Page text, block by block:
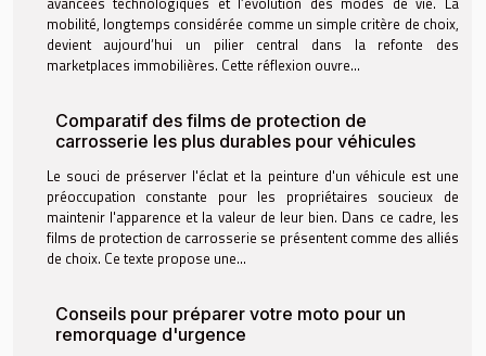
mobilité, longtemps considérée comme un simple critère de choix,
devient aujourd’hui un pilier central dans la refonte des
marketplaces immobilières. Cette réflexion ouvre...
Comparatif des films de protection de
carrosserie les plus durables pour véhicules
Le souci de préserver l'éclat et la peinture d'un véhicule est une
préoccupation constante pour les propriétaires soucieux de
maintenir l'apparence et la valeur de leur bien. Dans ce cadre, les
films de protection de carrosserie se présentent comme des alliés
de choix. Ce texte propose une...
Conseils pour préparer votre moto pour un
remorquage d'urgence